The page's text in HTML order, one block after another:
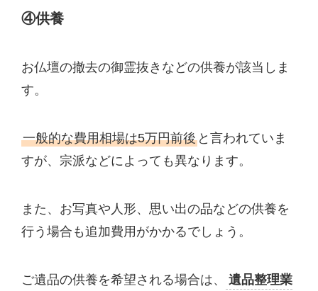
④供養
お仏壇の撤去の御霊抜きなどの供養が該当しま
す。
一般的な費用相場は5万円前後 と言われていま
すが、宗派などによっても異なります。
また、お写真や人形、思い出の品などの供養を
行う場合も追加費用がかかるでしょう。
ご遺品の供養を希望される場合は、
遺品整理業